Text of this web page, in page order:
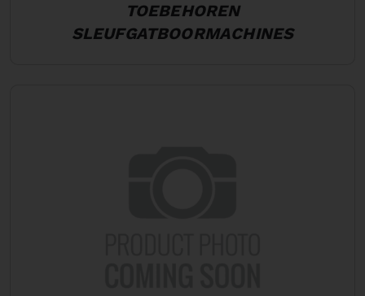
TOEBEHOREN
SLEUFGATBOORMACHINES